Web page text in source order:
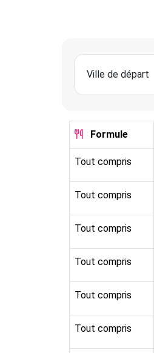
Formule
Tout compris
Tout compris
Tout compris
Tout compris
Tout compris
Tout compris